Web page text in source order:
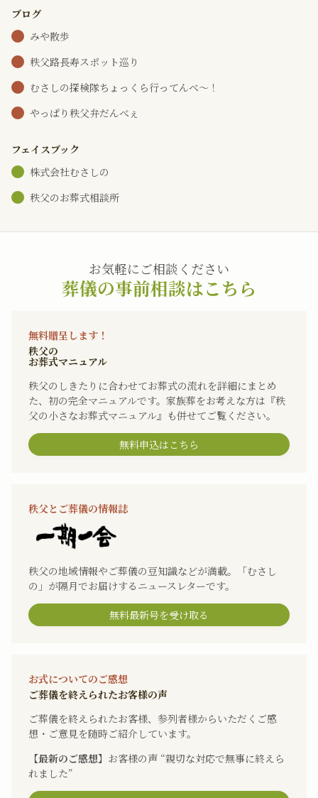
ブログ
みや散歩
秩父路長寿スポット巡り
むさしの探検隊ちょっくら行ってんべ～！
やっぱり秩父弁だんべぇ
フェイスブック
株式会社むさしの
秩父のお葬式相談所
お気軽にご相談ください
葬儀の事前相談はこちら
無料贈呈します！
秩父の
お葬式マニュアル
秩父のしきたりに合わせてお葬式の流れを詳細にまとめ
た、初の完全マニュアルです。家族葬をお考えな方は『秩
父の小さなお葬式マニュアル』も併せてご覧ください。
無料申込はこちら
秩父とご葬儀の情報誌
秩父の地域情報やご葬儀の豆知識などが満載。「むさし
の」が隔月でお届けするニュースレターです。
無料最新号を受け取る
お式についてのご感想
ご葬儀を終えられたお客様の声
ご葬儀を終えられたお客様、参列者様からいただくご感
想・ご意見を随時ご紹介しています。
【最新のご感想】 お客様の声 “親切な対応で無事に終えら
れました”